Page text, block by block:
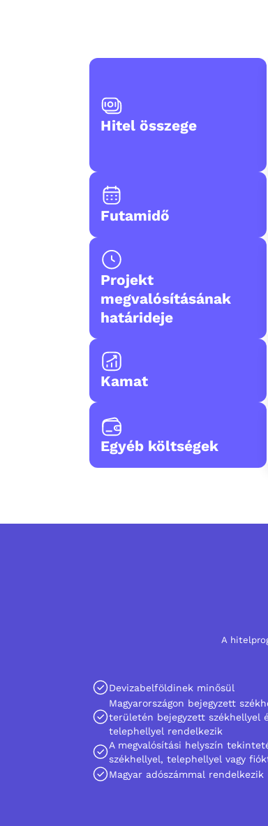
Hitel összege
Futamidő
Projekt
megvalósításának
határideje
Kamat
Egyéb költségek
A
Devizabelföldinek minősül
Magyarországon bejegyzett
területén bejegyzett székhellyel
telephellyel rendelkezik
A megvalósítási helyszín
székhellyel, telephellyel vagy
Magyar adószámmal rendelkezik